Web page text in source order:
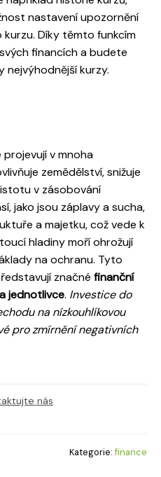
nastavení upozornění
Díky těmto funkcím
financích a budete
nejvýhodnější kurzy.
v mnoha
zemědělství, snižuje
v zásobování
jako jsou záplavy a sucha,
a majetku, což vede k
hladiny moří ohrožují
na ochranu. Tyto
značné finanční
jednotlivce. Investice do
na nízkouhlíkovou
pro zmírnění negativních
nás
Kategorie:finance